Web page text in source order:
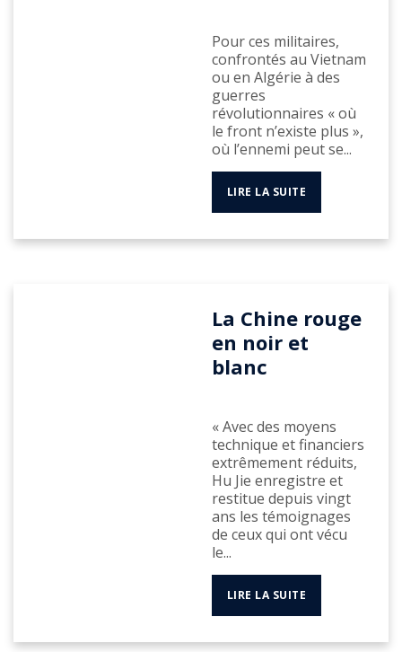
Pour ces militaires,
confrontés au Vietnam
ou en Algérie à des
guerres
révolutionnaires « où
le front n’existe plus »,
où l’ennemi peut se...
LIRE LA SUITE
La Chine rouge
en noir et
blanc
« Avec des moyens
technique et financiers
extrêmement réduits,
Hu Jie enregistre et
restitue depuis vingt
ans les témoignages
de ceux qui ont vécu
le...
LIRE LA SUITE